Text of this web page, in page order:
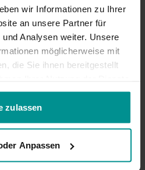
wir Informationen zu Ihrer
an unsere Partner für
Analysen weiter. Unsere
möglicherweise mit
die Sie ihnen bereitgestellt
zulassen
Anpassen
02:31